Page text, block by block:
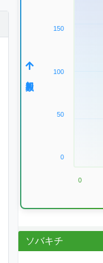
150
100
50
0
0
ソバキチ